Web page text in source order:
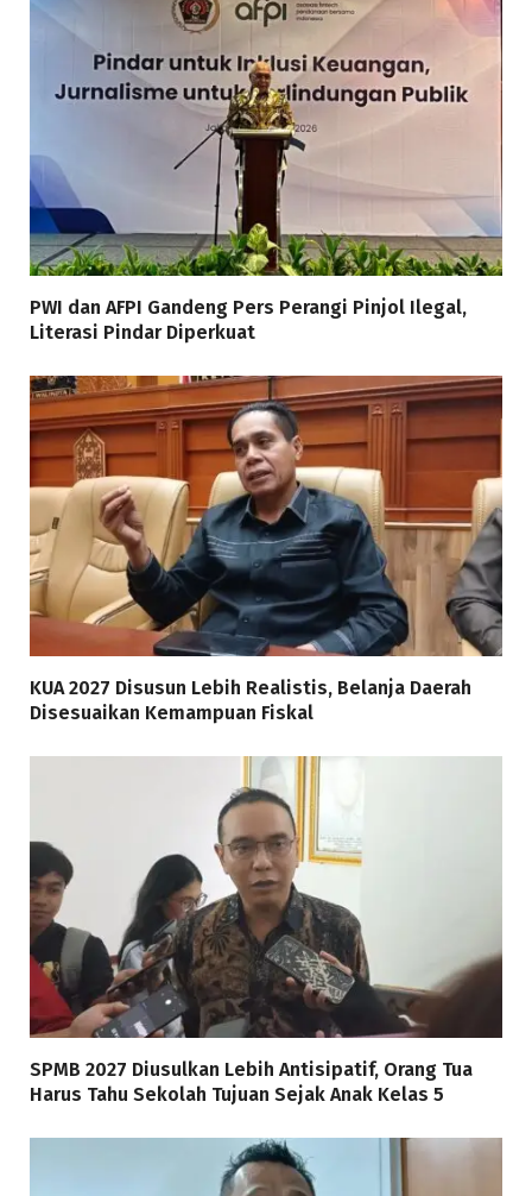
PWI dan AFPI Gandeng Pers Perangi Pinjol Ilegal,
Literasi Pindar Diperkuat
KUA 2027 Disusun Lebih Realistis, Belanja Daerah
Disesuaikan Kemampuan Fiskal
SPMB 2027 Diusulkan Lebih Antisipatif, Orang Tua
Harus Tahu Sekolah Tujuan Sejak Anak Kelas 5